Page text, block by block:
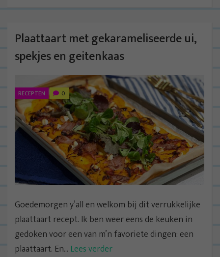
Plaattaart met gekarameliseerde ui,
spekjes en geitenkaas
RECEPTEN 0
Goedemorgen y’all en welkom bij dit verrukkelijke
plaattaart recept. Ik ben weer eens de keuken in
gedoken voor een van m’n favoriete dingen: een
plaattaart. En... Lees verder